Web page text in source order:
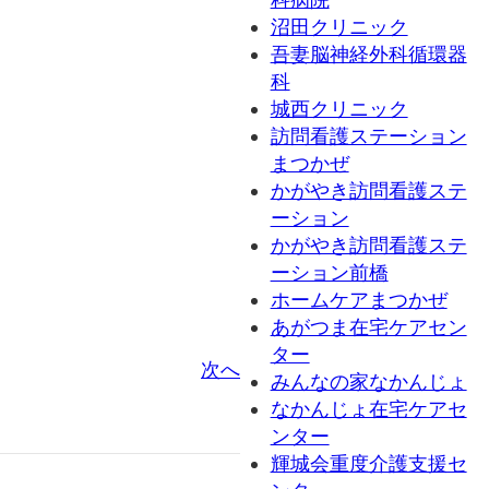
次へ
沼田クリニック
吾妻脳神経外科循環器
科
城西クリニック
訪問看護ステーション
まつかぜ
かがやき訪問看護ステ
ーション
かがやき訪問看護ステ
ーション前橋
ホームケアまつかぜ
あがつま在宅ケアセン
ター
みんなの家なかんじょ
なかんじょ在宅ケアセ
ンター
輝城会重度介護支援セ